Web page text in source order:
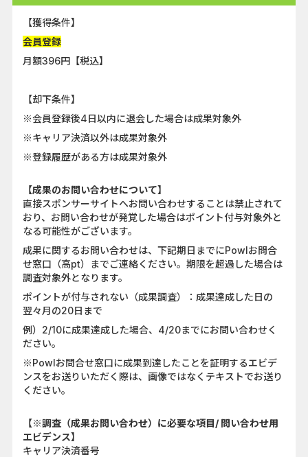
【獲得条件】
会員登録
月額396円【税込】
【却下条件】
※会員登録後4日以内に退会した場合は成果対象外
※キャリア決済以外は成果対象外
※登録履歴がある方は成果対象外
【成果のお問い合わせについて】
直接スポンサーサイトへお問い合わせすることは禁止されて
おり、お問い合わせが発覚した場合はポイント付与対象外と
なる可能性がございます。
成果に関するお問い合わせは、下記期日までにPowlお問合
せ窓口（高pt）までご連絡ください。期限を超過した場合は
調査対象外となります。
ポイントが付与されない（成果調査）：成果達成した日の
翌々月の20日まで
例）2/10に成果達成した場合、4/20までにお問い合わせく
ださい。
※Powlお問合せ窓口に成果到達したことを証明するエビデ
ンスをお送りいただく際は、画像ではなくテキストでお送り
ください。
【※調査（成果お問い合わせ）に必要な項目/ 問い合わせ用
エビデンス】
キャリア決済番号